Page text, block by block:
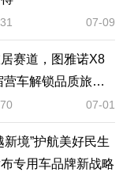
07-09
赛道，图雅诺X8
车解锁品质旅居
07-01
新境”护航美好民生
专用车品牌新战略